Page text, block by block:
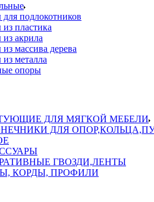
подлокотников
пластика
акрила
массива дерева
металла
опоры
ДЛЯ МЯГКОЙ МЕБЕЛИ
ДЛЯ
ГВОЗДИ,ЛЕНТЫ
КОРДЫ, ПРОФИЛИ